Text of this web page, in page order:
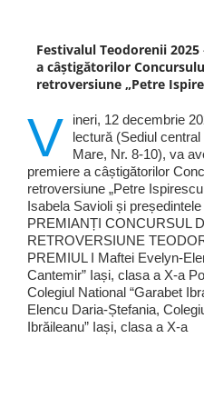
Festivalul Teodorenii
a câștigătorilor
retroversiune „Petre
V
ineri, 12 decembrie
lectură (Sediul
Mare, Nr. 8-10), va
premiere a câștigătorilor
retroversiune „Petre
Isabela Savioli și
PREMIANȚI CONCURSUL
RETROVERSIUNE
PREMIUL I Maftei Evelyn-
Cantemir” Iași, clasa a X-a
Colegiul National “Garabet
Elencu Daria-Ștefania,
Ibrăileanu” Iași, clasa a X-a